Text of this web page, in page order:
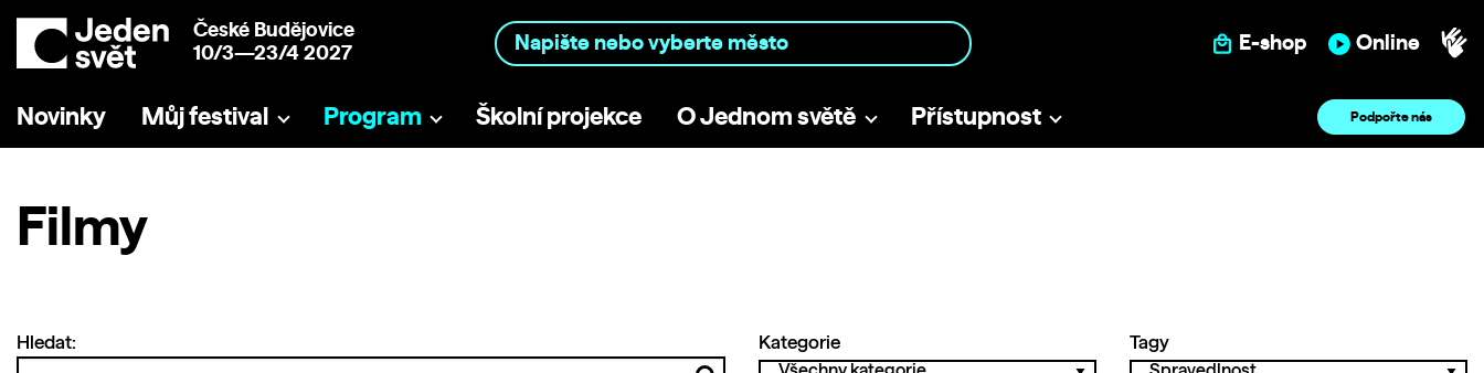
České Budějovice
10/3—23/4 2027
E-shop Online
Novinky Můj festival Program Školní projekce O Jednom světě Přístupnost Podpořte nás
Filmy
Hledat: Kategorie Tagy